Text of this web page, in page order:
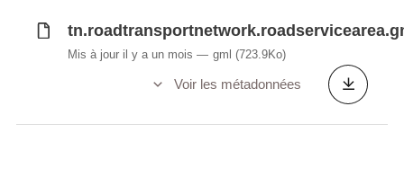
Mis à jour il y a un mois gml (723.9Ko)
Voir les métadonnées